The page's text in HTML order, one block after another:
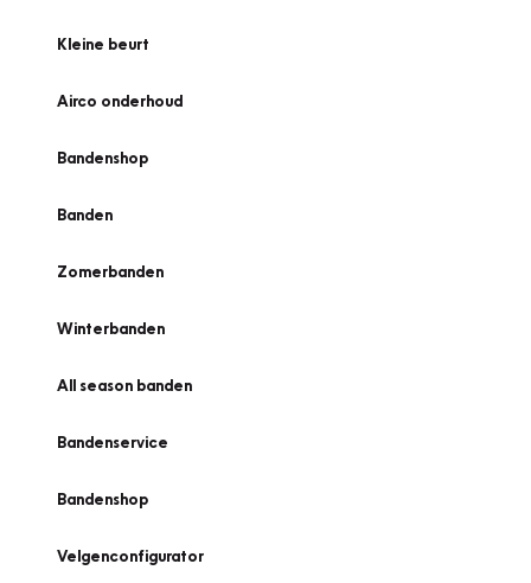
Kleine beurt
Airco onderhoud
Bandenshop
Banden
Zomerbanden
Winterbanden
All season banden
Bandenservice
Bandenshop
Velgenconfigurator